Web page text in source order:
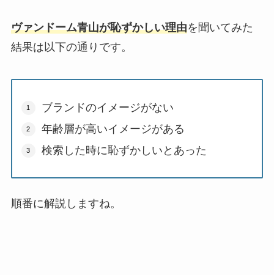
ヴァンドーム青山が恥ずかしい理由を聞いてみた
結果は以下の通りです。
ブランドのイメージがない
年齢層が高いイメージがある
検索した時に恥ずかしいとあった
順番に解説しますね。